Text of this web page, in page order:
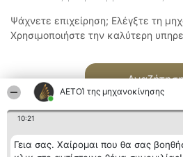
ΑΕΤΟΊ της μηχανοκίνησης
10:21
Γεια σας. Χαίρομαι που θα σας
Ψάχνετε επιχείρηση; Ελέγξτε τη
Χρησιμοποιήστε την καλύτερη